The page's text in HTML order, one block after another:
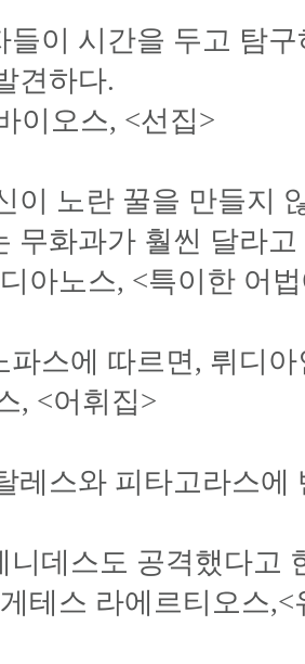
들이 시간을 두고 탐
견하다.
이오스, <선집>
이 노란 꿀을 만들지
무화과가 훨씬 달라
아노스, <특이한 어
파스에 따르면, 뤼디
, <어휘집>
레스와 피타고라스
니데스도 공격했다고
테스 라에르티오스